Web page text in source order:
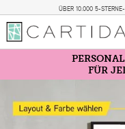
ÜBER 10.000 5-
FÜR